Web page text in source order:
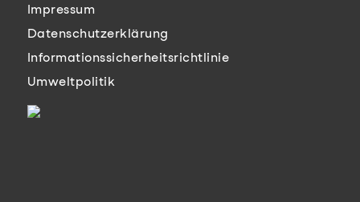
Impressum
Datenschutzerklärung
Informationssicherheitsrichtlinie
Umweltpolitik